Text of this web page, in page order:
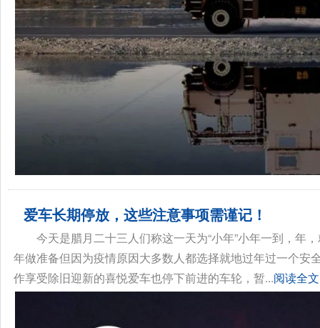
爱车长期停放，这些注意事项需谨记！
今天是腊月二十三人们称这一天为“小年”小年一到，年
年做准备但因为疫情原因大多数人都选择就地过年过一个
作享受除旧迎新的喜悦爱车也停下前进的车轮，暂...阅读全